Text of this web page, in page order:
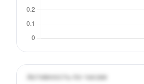
Активность по часам